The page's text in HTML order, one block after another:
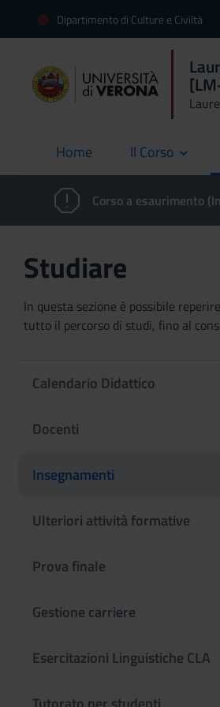
Dipartimento di Culture e Civiltà
Home
current Il Corso
Corso a esaurimento
Studiare
In questa sezione è possibile
tutto il percorso di studi, fino al
Calendario Didattico
Docenti
Insegnamenti
Ulteriori attività formative
Prova finale
Gestione carriere
Esercitazioni Linguistiche CLA